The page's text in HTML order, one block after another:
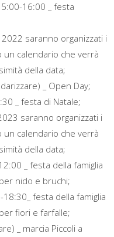
16:00 _ festa
2022 saranno organizzati i
calendario che verrà
della data;
_ Open Day;
_ festa di Natale;
saranno organizzati i
calendario che verrà
della data;
_ festa della famiglia
nido e bruchi;
festa della famiglia
fiori e farfalle;
_ marcia Piccoli a